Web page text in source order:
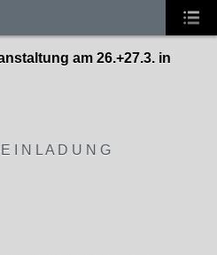
am 26.+27.3. in
E I N L A D U N G